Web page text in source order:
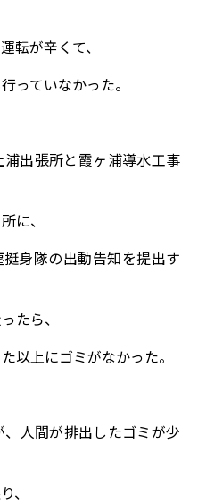
転が辛くて、
っていなかった。
出張所と霞ヶ浦導水工事
に、
身隊の出動告知を提出す
たら、
以上にゴミがなかった。
人間が排出したゴミが少
、